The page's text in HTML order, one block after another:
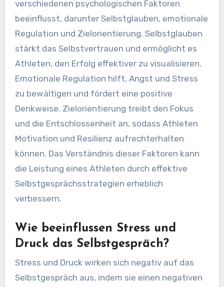
verschiedenen psychologischen Faktoren
beeinflusst, darunter Selbstglauben, emotionale
Regulation und Zielorientierung. Selbstglauben
stärkt das Selbstvertrauen und ermöglicht es
Athleten, den Erfolg effektiver zu visualisieren.
Emotionale Regulation hilft, Angst und Stress
zu bewältigen und fördert eine positive
Denkweise. Zielorientierung treibt den Fokus
und die Entschlossenheit an, sodass Athleten
Motivation und Resilienz aufrechterhalten
können. Das Verständnis dieser Faktoren kann
die Leistung eines Athleten durch effektive
Selbstgesprächsstrategien erheblich
verbessern.
Wie beeinflussen Stress und
Druck das Selbstgespräch?
Stress und Druck wirken sich negativ auf das
Selbstgespräch aus, indem sie einen negativen